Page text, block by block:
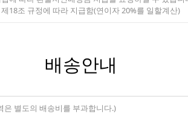
18조 규정에 따라 지급함(연이자 20%를 일할계산)
배송안내
별도의 배송비를 부과합니다.)